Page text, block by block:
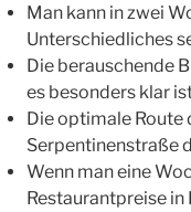
Man kann in zwei
Unterschiedliches
Die berauschende
es besonders klar
Die optimale Route
Serpentinenstraße
Wenn man eine
Restaurantpreise in